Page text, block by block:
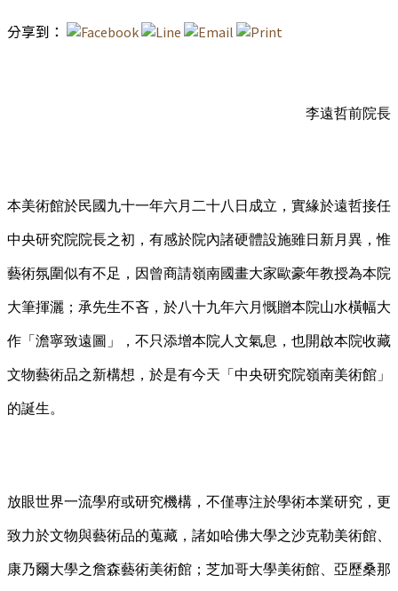
分享到：
李遠哲前院長
本美術館於民國九十一年六月二十八日成立，實緣於遠哲接任
中央研究院院長之初，有感於院內諸硬體設施雖日新月異，惟
藝術氛圍似有不足，因曾商請嶺南國畫大家歐豪年教授為本院
大筆揮灑；承先生不吝，於八十九年六月慨贈本院山水橫幅大
作「澹寧致遠圖」，不只添增本院人文氣息，也開啟本院收藏
文物藝術品之新構想，於是有今天「中央研究院嶺南美術館」
的誕生。
放眼世界一流學府或研究機構，不僅專注於學術本業研究，更
致力於文物與藝術品的蒐藏，諸如哈佛大學之沙克勒美術館、
康乃爾大學之詹森藝術美術館；芝加哥大學美術館、亞歷桑那